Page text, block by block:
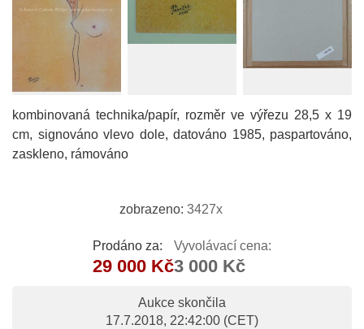
kombinovaná technika/papír, rozměr ve výřezu 28,5 x 19
cm, signováno vlevo dole, datováno 1985, paspartováno,
zaskleno, rámováno
zobrazeno: 3427x
Prodáno za:
29 000 Kč
Vyvolávací cena:
3 000 Kč
Aukce skončila
17.7.2018, 22:42:00 (CET)